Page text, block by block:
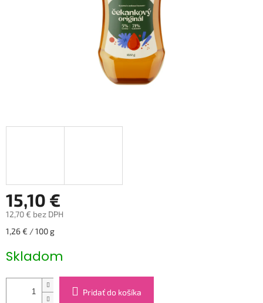
15,10 €
12,70 € bez DPH
Jednotková
1,26 € / 100 g
Skladom
Pridať do košíka